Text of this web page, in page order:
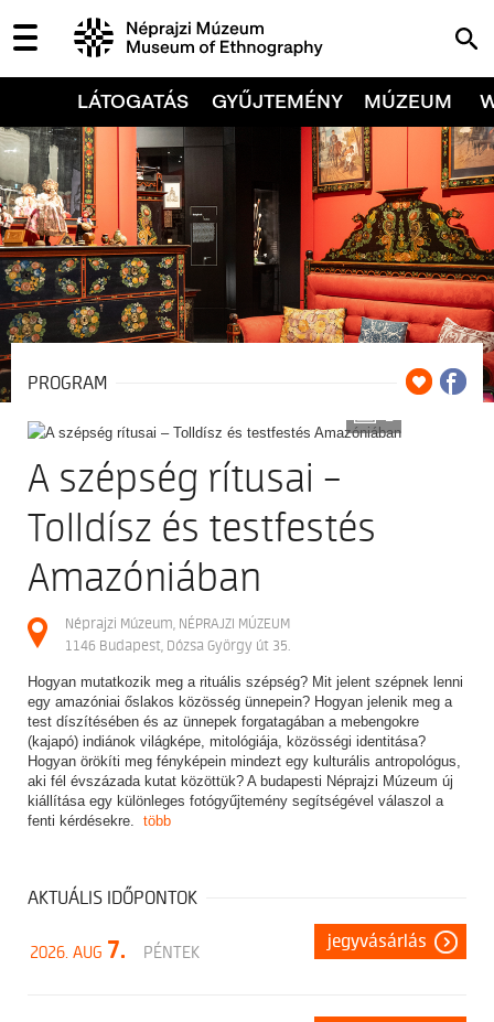
LÁTOGATÁS GYŰJTEMÉNY MÚZEUM
PROGRAM
2
A szépség rítusai –
Tolldísz és testfestés
Amazóniában
Néprajzi Múzeum, NÉPRAJZI MÚZEUM
1146 Budapest, Dózsa György út 35.
Hogyan mutatkozik meg a rituális szépség? Mit jelent szépnek lenni
egy amazóniai őslakos közösség ünnepein? Hogyan jelenik meg a
test díszítésében és az ünnepek forgatagában a mebengokre
(kajapó) indiánok világképe, mitológiája, közösségi identitása?
Hogyan örökíti meg fényképein mindezt egy kulturális antropológus,
aki fél évszázada kutat közöttük? A budapesti Néprajzi Múzeum új
kiállítása egy különleges fotógyűjtemény segítségével válaszol a
fenti kérdésekre. több
AKTUÁLIS IDŐPONTOK
2026. AUG 7. PÉNTEK
jegyvásárlás